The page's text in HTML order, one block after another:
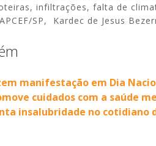
infiltrações, falta de
SP, Kardec de Jesus
manifestação em Dia
cuidados com a saúde
insalubridade no cotidiano